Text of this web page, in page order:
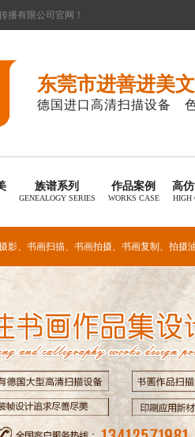
播有限公司官网！
东莞市进善进美
德国进口高清扫描设备
族谱系列
GENEALOGY SERIES
作品案例
WORKS CASE
高
HIGH
影、 书画扫描、 书画拍摄、 书画复制 、 拍摄